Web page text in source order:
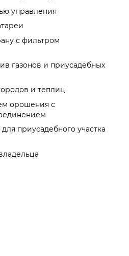
управления
с фильтром
газонов и приусадебных
и теплиц
орошения с
приусадебного участка